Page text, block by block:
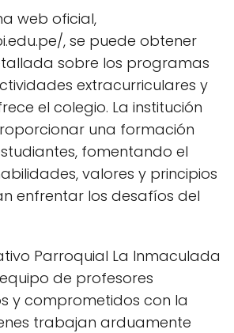
web oficial,
, se puede obtener
sobre los programas
extracurriculares y
el colegio. La institución
una formación
fomentando el
valores y principios
enfrentar los desafíos del
Parroquial La Inmaculada
de profesores
y comprometidos con la
trabajan arduamente